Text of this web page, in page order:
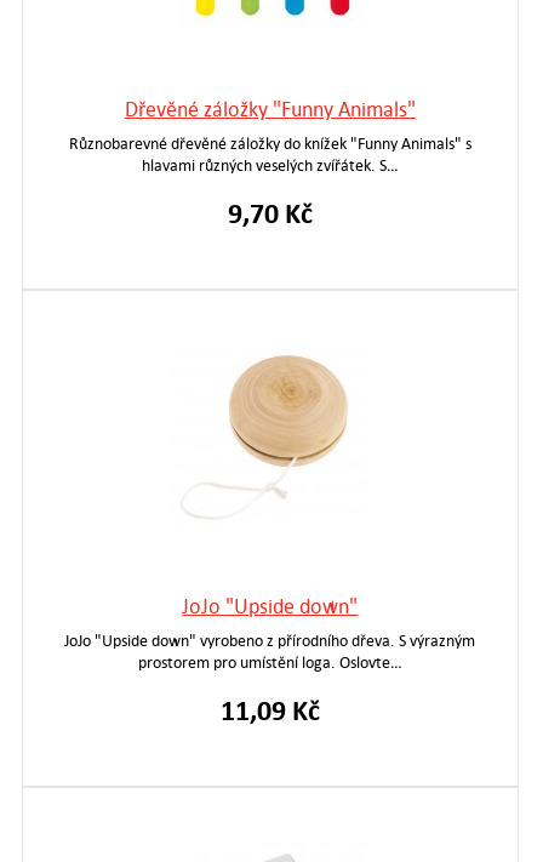
Dřevěné záložky "Funny Animals"
Různobarevné dřevěné záložky do knížek "Funny Animals" s
hlavami různých veselých zvířátek. S…
9,70 Kč
JoJo "Upside down"
JoJo "Upside down" vyrobeno z přírodního dřeva. S výrazným
prostorem pro umístění loga. Oslovte…
11,09 Kč